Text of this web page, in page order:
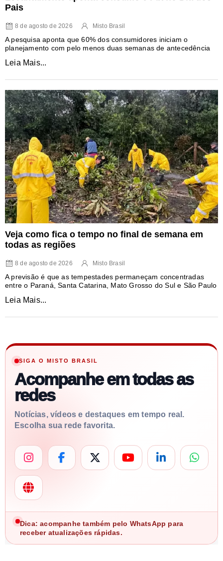
Pais
8 de agosto de 2026 Misto Brasil
A pesquisa aponta que 60% dos consumidores iniciam o
planejamento com pelo menos duas semanas de antecedência
Leia Mais...
Veja como fica o tempo no final de semana em
todas as regiões
8 de agosto de 2026 Misto Brasil
A previsão é que as tempestades permaneçam concentradas
entre o Paraná, Santa Catarina, Mato Grosso do Sul e São Paulo
Leia Mais...
SIGA O MISTO BRASIL
Acompanhe em todas as
redes
Notícias, vídeos e destaques em tempo real.
Escolha sua rede favorita.
Dica: acompanhe também pelo WhatsApp para
receber atualizações rápidas.